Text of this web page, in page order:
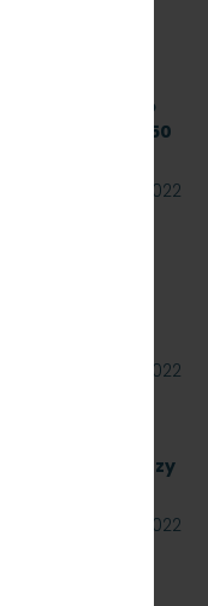
przedmiotem
zdalnego
kolejowej nr 250
19 lipca 2022
przedmiotem
18 lipca 2022
obejmujące trzy
18 lipca 2022